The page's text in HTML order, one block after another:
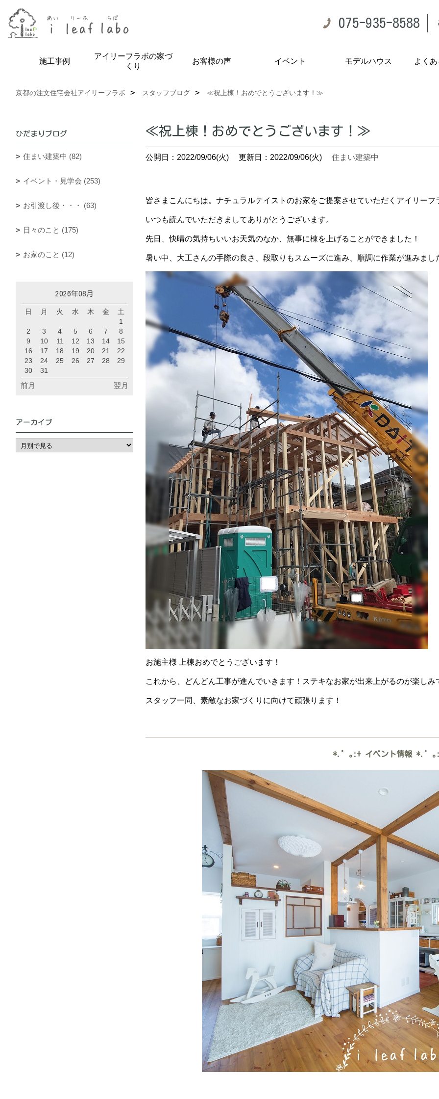
075-935-8588
施工事例
アイリーフラボの家づ
くり
お客様の声 イベント モデルハウス よく
京都の注文住宅会社アイリーフラボ スタッフブログ ≪祝上棟！おめでとうございます！≫
≪祝上棟！おめでとうございます！≫
公開日：2022/09/06(火) 更新日：2022/09/06(火) 住まい建築中
皆さまこんにちは。ナチュラルテイストのお家をご提案させていただくアイリーフ
いつも読んでいただきましてありがとうございます。
先日、快晴の気持ちいいお天気のなか、無事に棟を上げることができました！
暑い中、大工さんの手際の良さ、段取りもスムーズに進み、順調に作業が進みまし
お施主様 上棟おめでとうございます！
これから、どんどん工事が進んでいきます！ステキなお家が出来上がるのが楽しみ
スタッフ一同、素敵なお家づくりに向けて頑張ります！
*.゜｡:+ イベント情報 *.゜｡
ひだまりブログ
住まい建築中 (82)
イベント・見学会 (253)
お引渡し後・・・ (63)
日々のこと (175)
お家のこと (12)
2026年08月
日 月 火 水 木 金
土
1
2
3 4 5 6 7
8
9
10 11 12 13 14
15
16
17 18 19 20 21
22
23
24 25 26 27 28
29
30
31
前月 翌月
アーカイブ